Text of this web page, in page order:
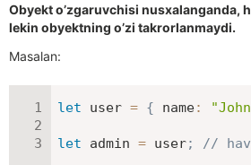
Obyekt o’zgaruvchisi nusxalanganda,
lekin obyektning o’zi takrorlanmaydi.
Masalan:
let user = { name:
let admin = user; //